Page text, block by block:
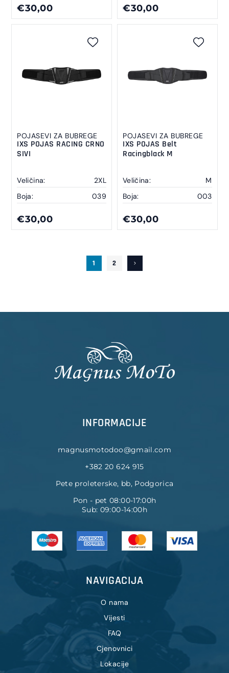
€30,00 €30,00
POJASEVI ZA BUBREGE
IXS POJAS RACING CRNO
SIVI
Veličina:
2XL
Boja:
039
€30,00
POJASEVI ZA BUBREGE
IXS POJAS Belt
Racingblack M
Veličina:
M
Boja:
003
€30,00
1 2
NAVIGACIJA
O nama
Vijesti
FAQ
Cjenovnici
Lokacije
INFORMACIJE
magnusmotodoo@gmail.com
+382 20 624 915
Pete proleterske, bb, Podgorica
Pon - pet 08:00-17:00h
Sub: 09:00-14:00h